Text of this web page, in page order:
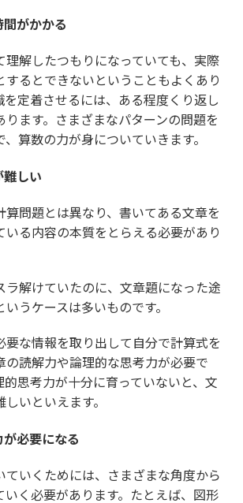
がかかる
理解したつもりになっていても、実際
するとできないということもよくあり
を定着させるには、ある程度くり返し
ます。さまざまなパターンの問題を
算数の力が身についていきます。
しい
算問題とは異なり、書いてある文章を
いる内容の本質をとらえる必要があり
ラ解けていたのに、文章題になった途
うケースは多いものです。
要な情報を取り出して自分で計算式を
の読解力や論理的な思考力が必要で
的思考力が十分に育っていないと、文
いといえます。
必要になる
ていくためには、さまざまな角度から
いく必要があります。たとえば、図形